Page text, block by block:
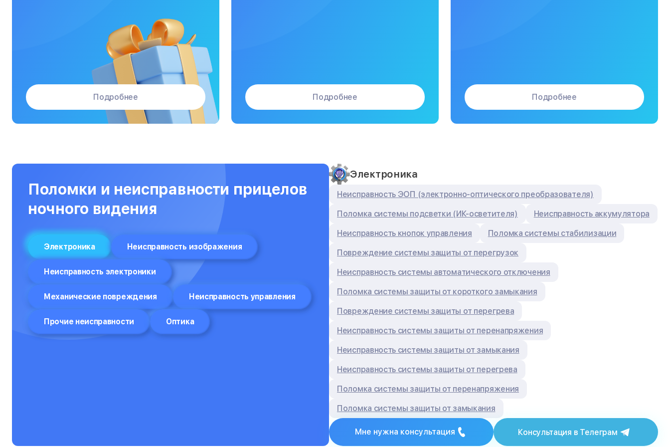
Микроволновые печи
Морозильные камеры
Компьютеры
Пароварки
Планшеты
Плоттеры
Посудомоечные машины
Подробнее Подробнее Подробнее
Поломки и неисправности прицелов
ночного видения
Электроника Неисправность изображения
Неисправность электроники
Механические повреждения Неисправность управления
Прочие неисправности Оптика
Электроника
Неисправность ЭОП (электронно-оптического преобразователя)
Поломка системы подсветки (ИК-осветителя) Неисправность аккумулятора
Неисправность кнопок управления Поломка системы стабилизации
Повреждение системы защиты от перегрузок
Неисправность системы автоматического отключения
Поломка системы защиты от короткого замыкания
Повреждение системы защиты от перегрева
Неисправность системы защиты от перенапряжения
Неисправность системы защиты от замыкания
Неисправность системы защиты от перегрева
Поломка системы защиты от перенапряжения
Поломка системы защиты от замыкания
Мне нужна консультация Консультация в Телеграм